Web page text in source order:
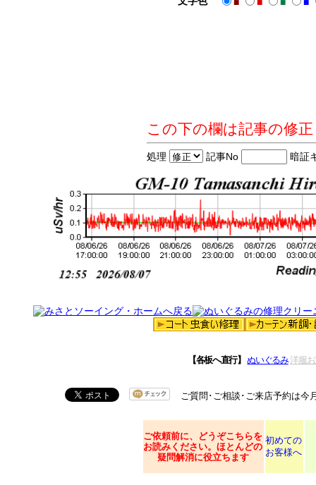
この下の欄は記事の修
処理 記事No 暗証
【各板へ直行】 ぬいぐるみ 洋服
ご質問･ご相談･ご来店予約は今
ご依頼前に、どうぞこちらを
お読みください。ほとんどの
疑問解消に役立ちます
初めての
お客様へ